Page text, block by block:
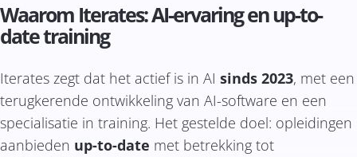
Waarom Iterates: AI-ervaring en up-to-
date training
Iterates zegt dat het actief is in AI sinds 2023, met een
terugkerende ontwikkeling van AI-software en een
specialisatie in training. Het gestelde doel: opleidingen
aanbieden up-to-date met betrekking tot